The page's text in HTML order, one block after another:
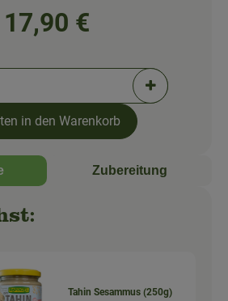
17,90 €
(aktuell 2 PortionenPortionen
in den Warenkorb
Zubereitung
Tahin Sesammus (250g)